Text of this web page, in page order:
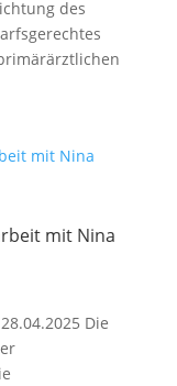
des
mit Nina
Die